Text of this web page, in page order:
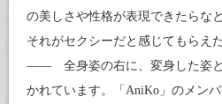
の美しさや性格が表現できたらな
それがセクシーだと感じてもらえ
―― 全身姿の右に、変身した姿と
かれています。「AniKo」のメン